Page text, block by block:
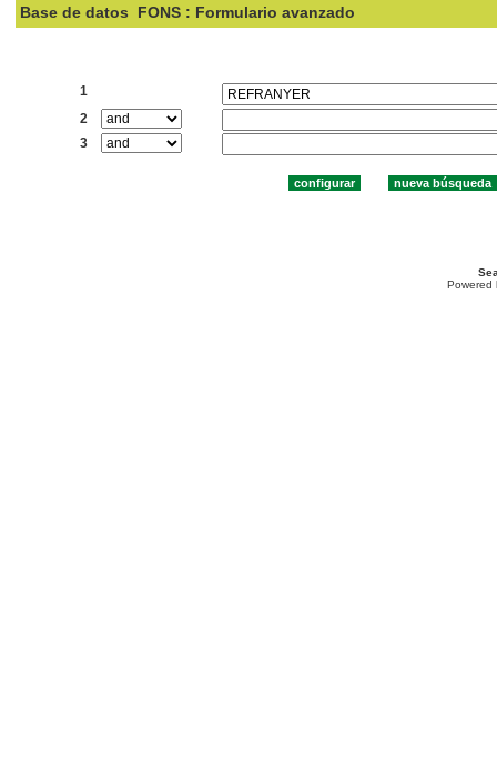
Base de datos FONS : Formulario avanzado
1
2
3